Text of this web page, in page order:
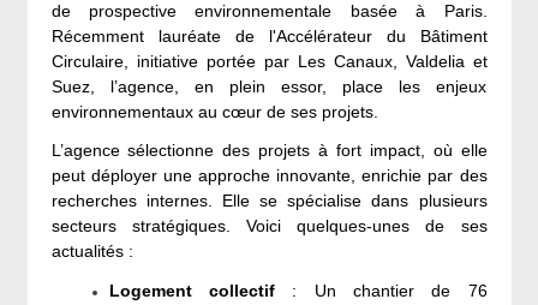
de prospective environnementale basée à Paris.
Récemment lauréate de l'Accélérateur du Bâtiment
Circulaire, initiative portée par Les Canaux, Valdelia et
Suez, l’agence, en plein essor, place les enjeux
environnementaux au cœur de ses projets.
L’agence sélectionne des projets à fort impact, où elle
peut déployer une approche innovante, enrichie par des
recherches internes. Elle se spécialise dans plusieurs
secteurs stratégiques. Voici quelques-unes de ses
actualités :
Logement collectif: Un chantier de 76